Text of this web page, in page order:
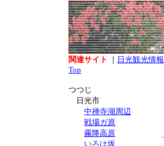
関連サイト ｜ 日光観光情報
Top
つつじ
日光市
中禅寺湖周辺
戦場ガ原
霧降高原
いろは坂